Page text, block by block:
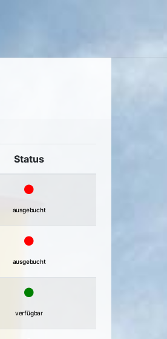
Status
ausgebucht
ausgebucht
verfügbar